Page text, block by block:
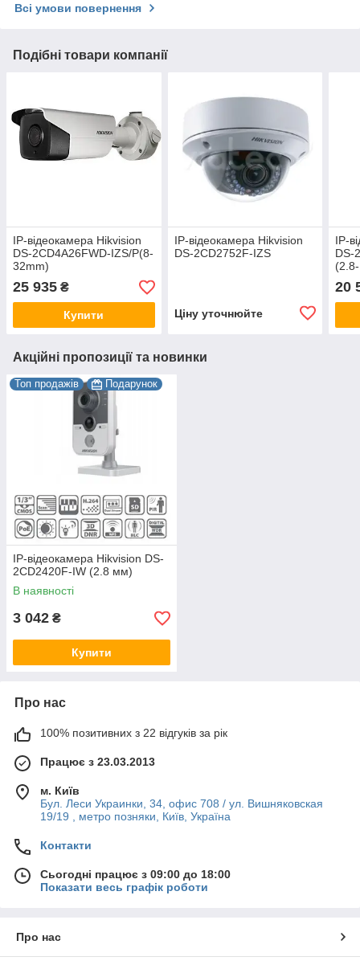
Всі умови повернення
Подібні товари компанії
IP-відеокамера Hikvision
DS-2CD4A26FWD-IZS/P(8-
32mm)
25 935 ₴
Купити
IP-відеокамера Hikvision
DS-2CD2752F-IZS
Ціну уточнюйте
IP-
DS-
20
Акційні пропозиції та новинки
Топ продажів Подарунок
IP-відеокамера Hikvision DS-
2CD2420F-IW (2.8 мм)
В наявності
3 042 ₴
Купити
Про нас
100% позитивних з 22 відгуків за рік
Працює з 23.03.2013
м. Київ
Бул. Леси Украинки, 34, офис 708 / ул. Вишняковская
19/19 , метро позняки, Київ, Україна
Контакти
Сьогодні працює з 09:00 до 18:00
Показати весь графік роботи
Про нас